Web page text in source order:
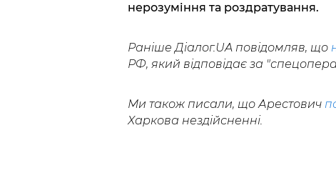
нерозуміння та роздратування.
Раніше Діалог.UA повідомляв, що
РФ, який відповідає за
Ми також писали, що Арестович
Харкова нездійсненні.